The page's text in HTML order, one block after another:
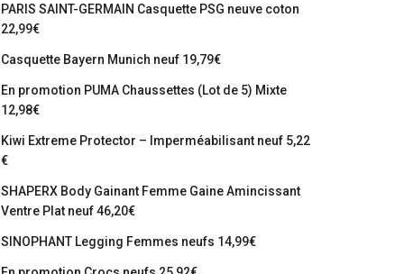
PARIS SAINT-GERMAIN Casquette PSG neuve coton
22,99€
Casquette Bayern Munich neuf 19,79€
En promotion PUMA Chaussettes (Lot de 5) Mixte
12,98€
Kiwi Extreme Protector – Imperméabilisant neuf 5,22
€
SHAPERX Body Gainant Femme Gaine Amincissant
Ventre Plat neuf 46,20€
SINOPHANT Legging Femmes neufs 14,99€